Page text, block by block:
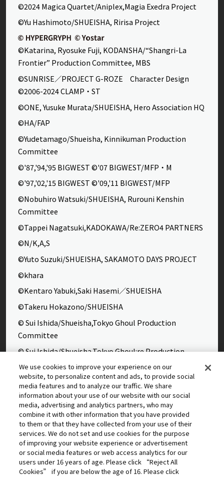
©2024 Magica Quartet/Aniplex,Magia Exedra Project
©Yu Hashimoto/SHUEISHA, Ririsa Project
©Katarina, Ryosuke Fuji, KODANSHA/“Shangri-La
Frontier” Production Committee, MBS
©SUNRISE／PROJECT G-ROZE Character Design
©2006-2024 CLAMP・ST
©ONE, Yusuke Murata/SHUEISHA, Hero Association HQ
©HA/FAP
©Yudetamago/Shueisha, Kinnikuman Production
Committee
©'87,'94,'95 BIGWEST ©'07 BIGWEST/MFP・M
©'97,'02,'15 BIGWEST ©'09,'11 BIGWEST/MFP
©Nobuhiro Watsuki/SHUEISHA, Rurouni Kenshin
Committee
©Tappei Nagatsuki,KADOKAWA/Re:ZERO4 PARTNERS
©N/K,A,S
©Yuto Suzuki/SHUEISHA, SAKAMOTO DAYS PROJECT
©khara
©Kentaro Yabuki,Saki Hasemi／SHUEISHA
©Takeru Hokazono/SHUEISHA
© Sui Ishida/Shueisha,Tokyo Ghoul Production
Committee
© Sui Ishida/Shueisha,Tokyo Ghoul:re Production
Committee
©Yasuhisa Hara/Shueisha,Kingdom Project
©Takahiro,Yohei Takemura/SHUEISHA,Chained Soldier
Production Consortium
©Rumiko Takahashi / Shogakukan, Yomiuri TV, Sunrise
2009
©Tatsuki Fujimoto/SHUEISHA, MAPPA
© 2025 MAPPA/CHAINSAW MAN PROJECT ©Tatsuki
We use cookies to improve your experience on our
website, to personalize content and ads, to provide social
media features and to analyze our traffic. We share
information about your use of our website with our social
media, advertising and analytics partners, who may
combine it with other information that you have provided
to them or that they have collected from your use of their
services. We do not set and use cookies for the purpose
of improving your website experience or advertisement
or social media features or web access analytics for our
users under 16 years of age. Please click “Reject All
Cookies” if you are below the age of 16. Please click